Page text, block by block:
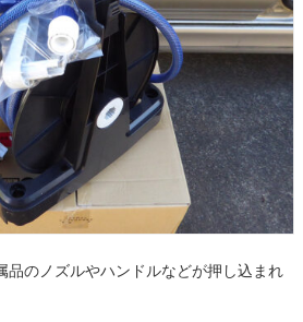
品のノズルやハンドルなどが押し込まれ